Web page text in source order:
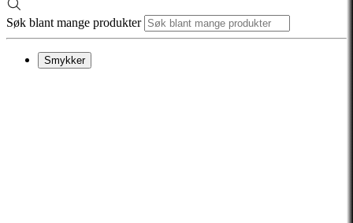
Søk blant mange produkter
Smykker